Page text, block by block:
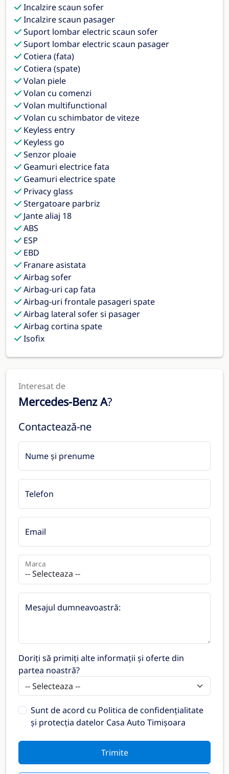
Incalzire scaun sofer
Incalzire scaun pasager
Suport lombar electric scaun sofer
Suport lombar electric scaun pasager
Cotiera (fata)
Cotiera (spate)
Volan piele
Volan cu comenzi
Volan multifunctional
Volan cu schimbator de viteze
Keyless entry
Keyless go
Senzor ploaie
Geamuri electrice fata
Geamuri electrice spate
Privacy glass
Stergatoare parbriz
Jante aliaj 18
ABS
ESP
EBD
Franare asistata
Airbag sofer
Airbag-uri cap fata
Airbag-uri frontale pasageri spate
Airbag lateral sofer si pasager
Airbag cortina spate
Isofix
Interesat de
Mercedes-Benz A?
Contactează-ne
Nume și prenume
Telefon
Email
Marca
Mesajul dumneavoastră:
Doriți să primiți alte informații și oferte din
partea noastră?
Sunt de acord cu Politica de confidențialitate
și protecția datelor Casa Auto Timișoara
Trimite